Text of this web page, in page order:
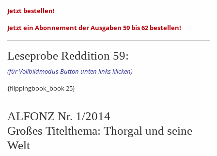
Jetzt bestellen!
Jetzt ein Abonnement der Ausgaben 59 bis 62 bestellen!
Leseprobe Reddition 59:
(für Vollbildmodus Button unten links klicken)
{flippingbook_book 25}
ALFONZ Nr. 1/2014
Großes Titelthema: Thorgal und seine
Welt